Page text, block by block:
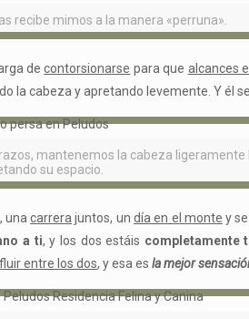
recibe mimos a la manera «perruna».
decontorsionarse para que alcances
la cabeza y apretando levemente. Y él se
mantenemos la cabeza ligeramente
su espacio.
, unacarrera juntos, un día en el monte y
a ti, y los dos estáis completamente
entre los dos, y esa esla mejor